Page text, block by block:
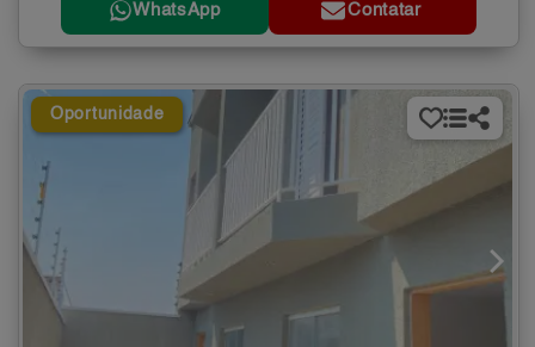
WhatsApp Contatar
Oportunidade